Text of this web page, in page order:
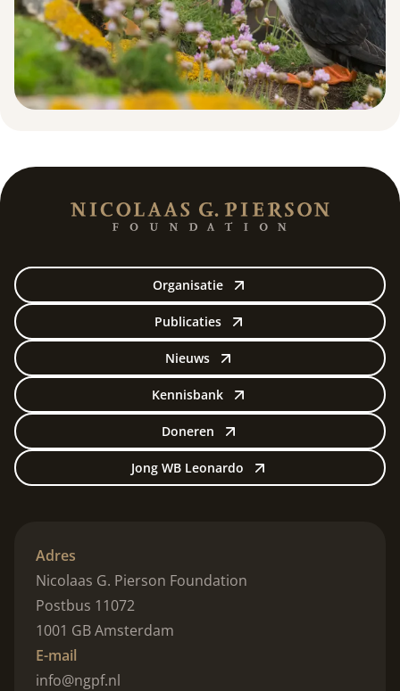
Organisatie
Publicaties
Nieuws
Kennisbank
Doneren
Jong WB Leonardo
Adres
Nicolaas G. Pierson Foundation
Postbus 11072
1001 GB Amsterdam
E-mail
info@ngpf.nl